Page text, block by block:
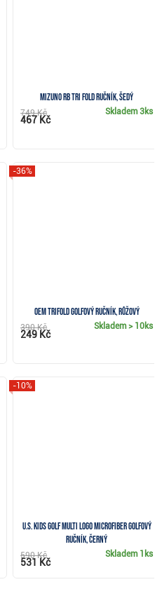
Mizuno RB Tri Fold ručník, šedý
Skladem3ks
749 Kč
467 Kč
OEM TriFold golfový ručník, růžový
-36%
Skladem> 10ks
390 Kč
249 Kč
U.S. Kids Golf Multi Logo Microfiber golfový
ručník, černý
-10%
Skladem 1ks
590 Kč
531 Kč